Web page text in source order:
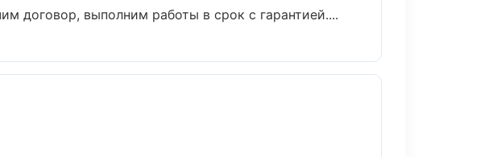
договор, выполним работы в срок с гарантией....